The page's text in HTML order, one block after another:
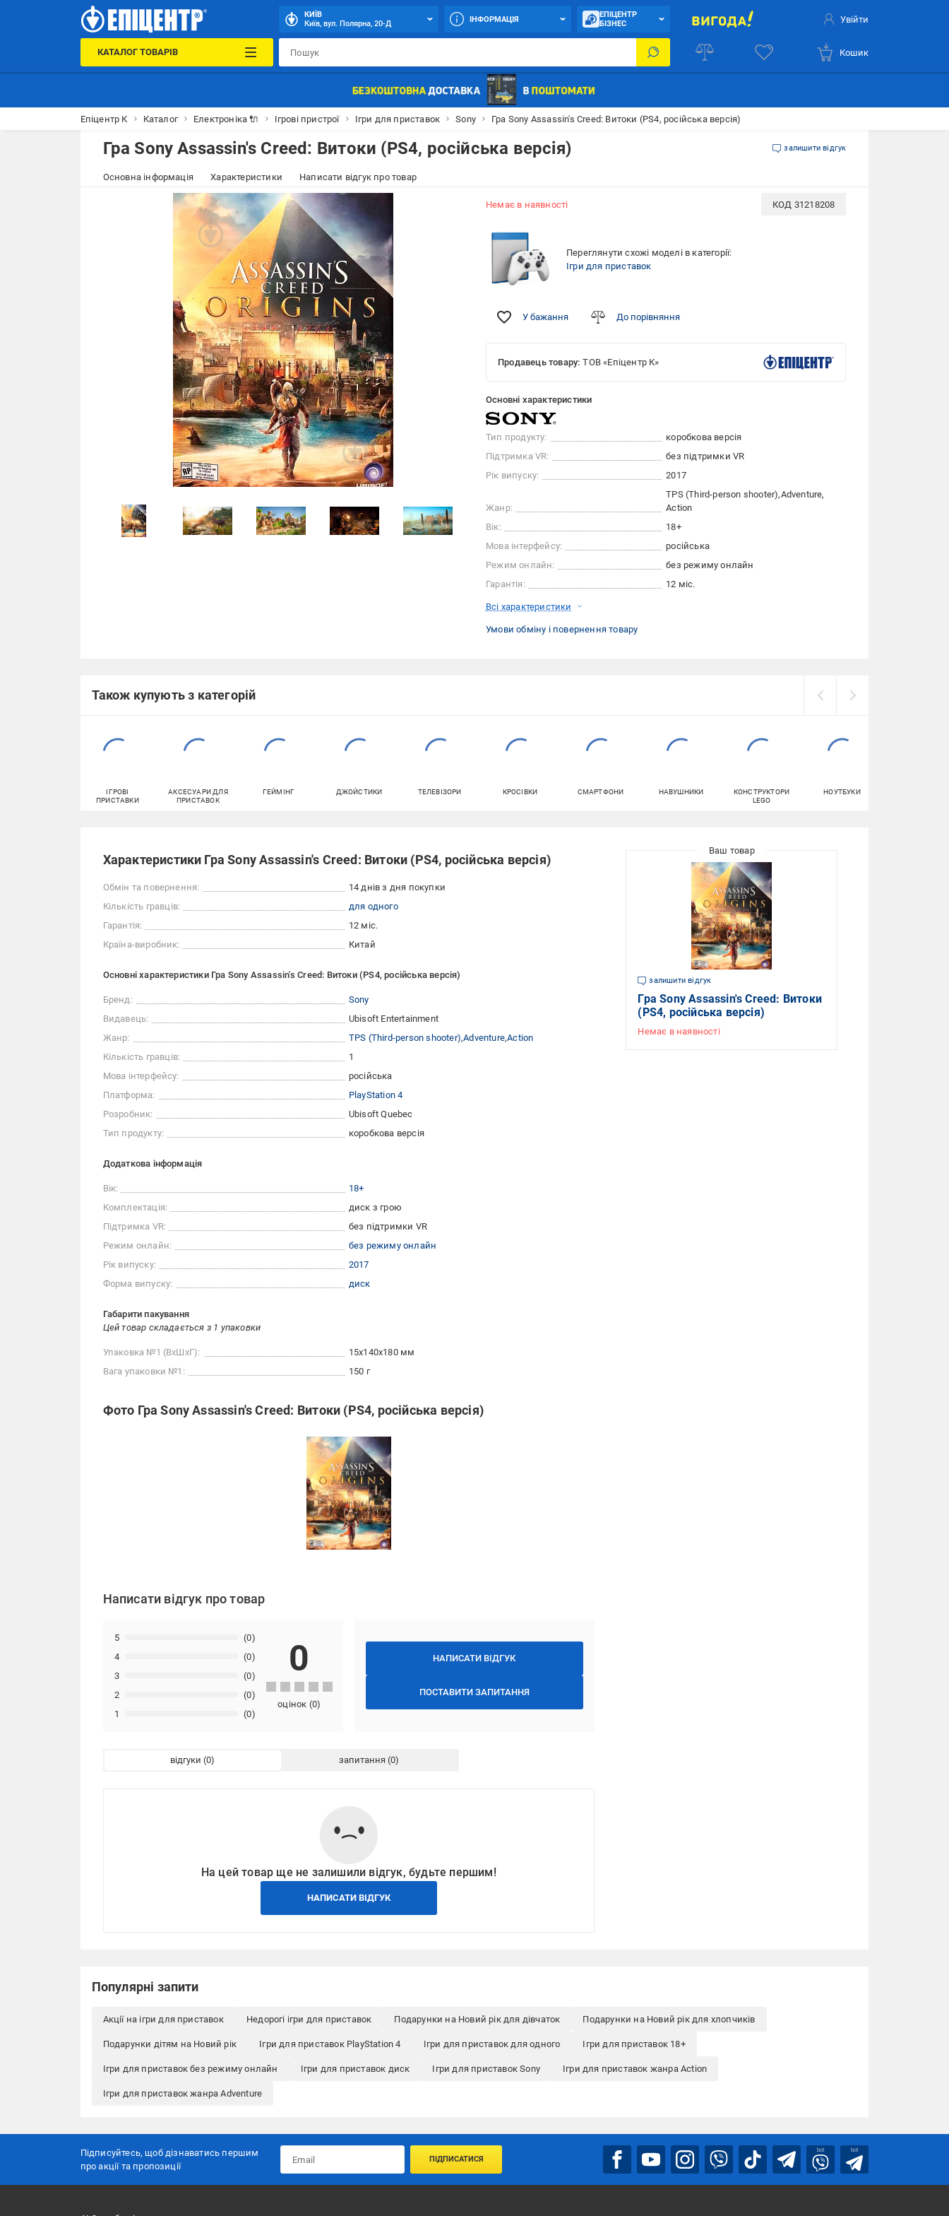
КИЇВ
Київ, вул. Полярна, 20-Д
ІНФОРМАЦІЯ
ЕПІЦЕНТР
БІЗНЕС
Увійти
КАТАЛОГ ТОВАРІВ Кошик
Епіцентр К Каталог Електроніка 🔌 Ігрові пристрої Ігри для приставок Sony Гра Sony Assassin's Creed: Витоки (PS4, російська версія)
Гра Sony Assassin's Creed: Витоки (PS4, російська версія) залишити відгук
Основна інформація Характеристики Написати відгук про товар
Немає в наявності КОД 31218208
Переглянути схожі моделі в категорії:
Ігри для приставок
У бажання До порівняння
Продавець товару: ТОВ «Епіцентр К»
Основні характеристики
Тип продукту:
коробкова версія
Підтримка VR:
без підтримки VR
Рік випуску:
2017
Жанр:
TPS (Third-person shooter) Adventure
Action
Вік:
18+
Мова інтерфейсу:
російська
Режим онлайн:
без режиму онлайн
Гарантія:
12 міс.
Всі характеристики
Умови обміну і повернення товару
Також купують з категорій
ІГРОВІ
ПРИСТАВКИ
АКСЕСУАРИ ДЛЯ
ПРИСТАВОК
ГЕЙМІНГ ДЖОЙСТИКИ ТЕЛЕВІЗОРИ КРОСІВКИ СМАРТФОНИ НАВУШНИКИ
КОНСТРУКТОРИ
LEGO
НОУТБУКИ
Характеристики Гра Sony Assassin's Creed: Витоки (PS4, російська версія)
Обмін та повернення:
14 днів з дня покупки
Кількість гравців:
для одного
Гарантія:
12 міс.
Країна-виробник:
Китай
Основні характеристики Гра Sony Assassin's Creed: Витоки (PS4, російська версія)
Бренд:
Sony
Видавець:
Ubisoft Entertainment
Жанр:
TPS (Third-person shooter) Adventure Action
Кількість гравців:
1
Мова інтерфейсу:
російська
Платформа:
PlayStation 4
Розробник:
Ubisoft Quebec
Тип продукту:
коробкова версія
Додаткова інформація
Вік:
18+
Комплектація:
диск з грою
Підтримка VR:
без підтримки VR
Режим онлайн:
без режиму онлайн
Рік випуску:
2017
Форма випуску:
диск
Габарити пакування
Цей товар складається з 1 упаковки
Упаковка №1 (ВхШхГ):
15x140x180 мм
Вага упаковки №1:
150 г
Фото Гра Sony Assassin's Creed: Витоки (PS4, російська версія)
Написати відгук про товар
НАПИСАТИ ВІДГУК
ПОСТАВИТИ ЗАПИТАННЯ
1 (0)
2 (0)
3 (0)
4 (0)
5 (0)
0
оцінок (0)
відгуки запитання
На цей товар ще не залишили відгук, будьте першим!
НАПИСАТИ ВІДГУК
залишити відгук
Гра Sony Assassin's Creed: Витоки
(PS4, російська версія)
Немає в наявності
Популярні запити
Акції на ігри для приставок Недорогі ігри для приставок Подарунки на Новий рік для дівчаток Подарунки на Новий рік для хлопчиків
Подарунки дітям на Новий рік Ігри для приставок PlayStation 4 Ігри для приставок для одного Ігри для приставок 18+
Ігри для приставок без режиму онлайн Ігри для приставок диск Ігри для приставок Sony Ігри для приставок жанра Action
Ігри для приставок жанра Adventure
Підписуйтесь, щоб дізнаватись першим
про акції та пропозиції
ПІДПИСАТИСЯ
bot bot